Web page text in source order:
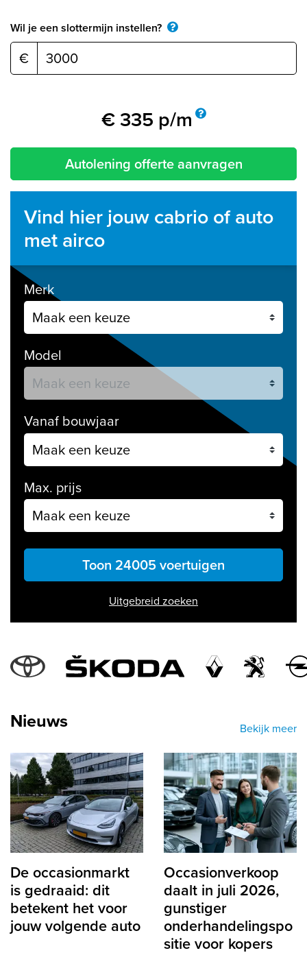
Wil je een slottermijn instellen?
€
€335 p/m
Autolening offerte aanvragen
Vind hier jouw cabrio of auto
met airco
Merk
Model
Vanaf bouwjaar
Max. prijs
Toon 24005 voertuigen
Uitgebreid zoeken
labels.popular_makes
Nieuws Bekijk meer
De occasionmarkt
is gedraaid: dit
betekent het voor
jouw volgende auto
Occasionverkoop
daalt in juli 2026,
gunstiger
onderhandelingspo
sitie voor kopers